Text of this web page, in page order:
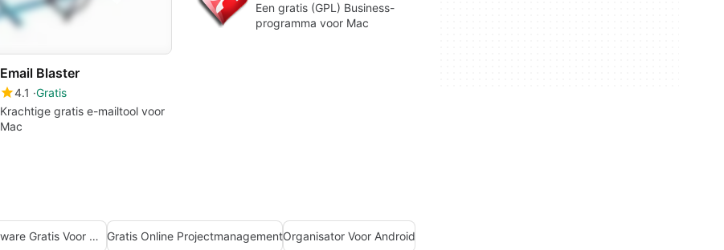
Email Blaster
4.1 Gratis
Krachtige gratis e-mailtool voor
Mac
Een gratis (GPL) Business-
programma voor Mac
Projectmanagementsoftware Gratis Voor Mac Gratis Online ProjectmanagementOrganisator Voor Android